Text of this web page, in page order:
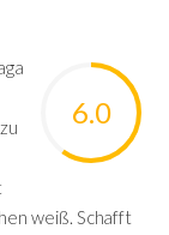
6.0
weiß. Schafft